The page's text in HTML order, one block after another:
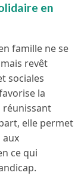
en
famille ne se
revêt
sociales
la
réunissant
elle permet
aux
ce qui